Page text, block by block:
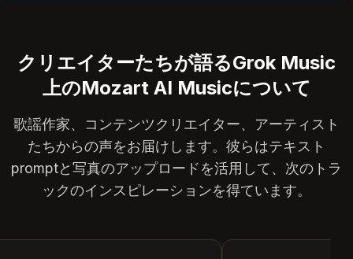
クリエイターたちが語るGrok Music
上のMozart AI Musicについて
歌謡作家、コンテンツクリエイター、アーティスト
たちからの声をお届けします。彼らはテキスト
promptと写真のアップロードを活用して、次のトラ
ックのインスピレーションを得ています。